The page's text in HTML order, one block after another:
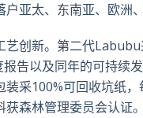
亚太、东南亚、欧洲
艺创新。第二代Labubu
报告以及同年的可持续
装采100%可回收坑纸
森林管理委员会认证